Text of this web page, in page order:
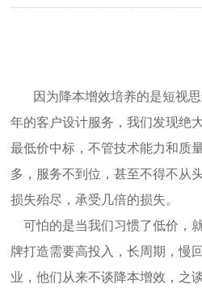
因为降本增效培养的是短视
年的客户设计服务，我们发现绝
最低价中标，不管技术能力和质
多，服务不到位，甚至不得不从
损失殆尽，承受几倍的损失。
可怕的是当我们习惯了低价，
牌打造需要高投入，长周期，慢
业，他们从来不谈降本增效，之